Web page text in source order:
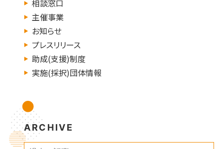
相談窓口
主催事業
お知らせ
プレスリリース
助成(支援)制度
実施(採択)団体情報
ARCHIVE